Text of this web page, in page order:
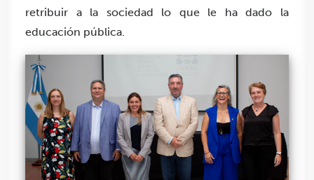
retribuir a la sociedad lo que le ha dado la
educación pública.